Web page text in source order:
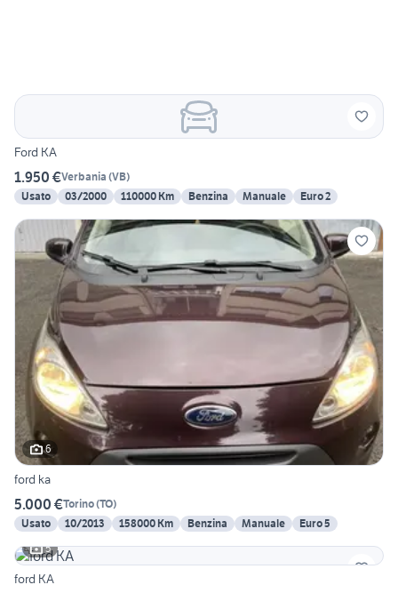
Ford KA
1.950 €Verbania (VB)
Usato
03/2000 110000 Km Benzina Manuale Euro 2
6
ford ka
5.000 €Torino(TO)
Usato
10/2013 158000 Km Benzina Manuale
Euro 5
5
ford KA